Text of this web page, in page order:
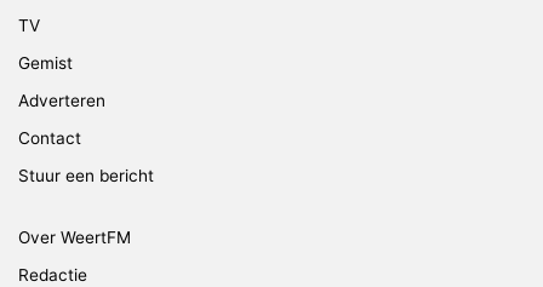
TV
Gemist
Adverteren
Contact
Stuur een bericht
Over WeertFM
Redactie